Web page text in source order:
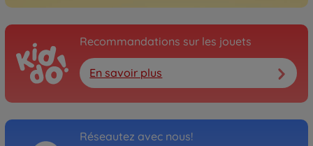
Recommandations sur les jouets
En savoir plus
Réseautez avec nous!